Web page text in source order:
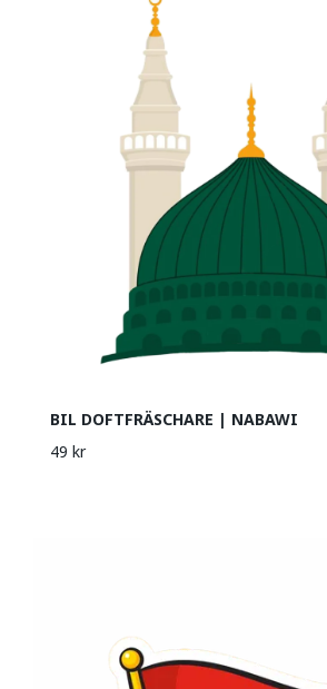
BIL DOFTFRÄSCHARE | NABAWI
49 kr